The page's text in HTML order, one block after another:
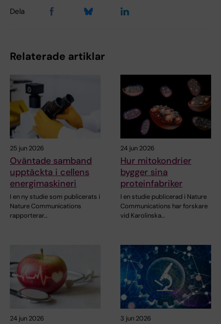
Dela
Relaterade artiklar
25 jun 2026
Oväntade samband
upptäckta i cellens
energimaskineri
I en ny studie som publicerats i
Nature Communications
rapporterar…
24 jun 2026
Hur mitokondrier
bygger sina
proteinfabriker
I en studie publicerad i Nature
Communications har forskare
vid Karolinska…
24 jun 2026 3 jun 2026